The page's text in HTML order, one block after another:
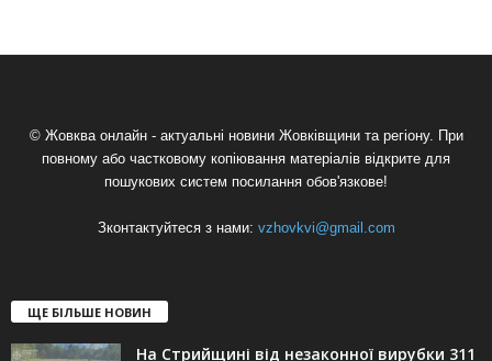
© Жовква онлайн - актуальні новини Жовківщини та регіону. При
повному або частковому копіювання матеріалів відкрите для
пошукових систем посилання обов'язкове!
Зконтактуйтеся з нами: vzhovkvi@gmail.com
ЩЕ БІЛЬШЕ НОВИН
На Стрийщині від незаконної вирубки 311